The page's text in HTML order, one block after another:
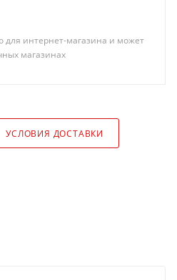
для интернет-магазина и может
магазинах
УСЛОВИЯ ДОСТАВКИ